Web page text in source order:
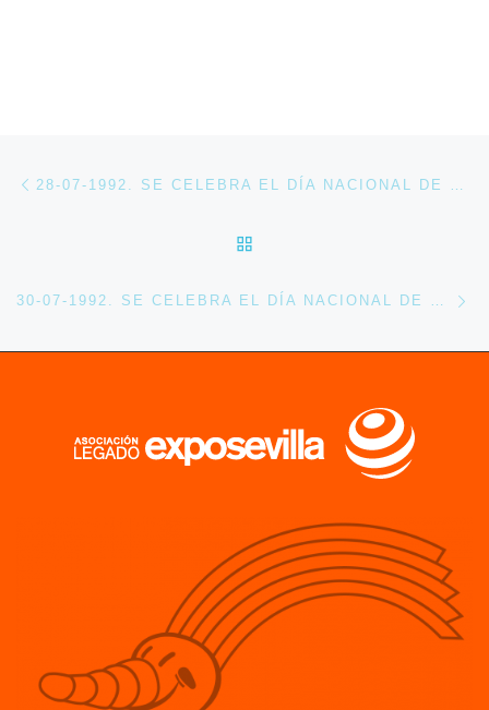
Navegación de entradas
30-07-1992. SE CELEBRA EL DÍA NACIONAL DE COLOMBIA EN EXPO 92